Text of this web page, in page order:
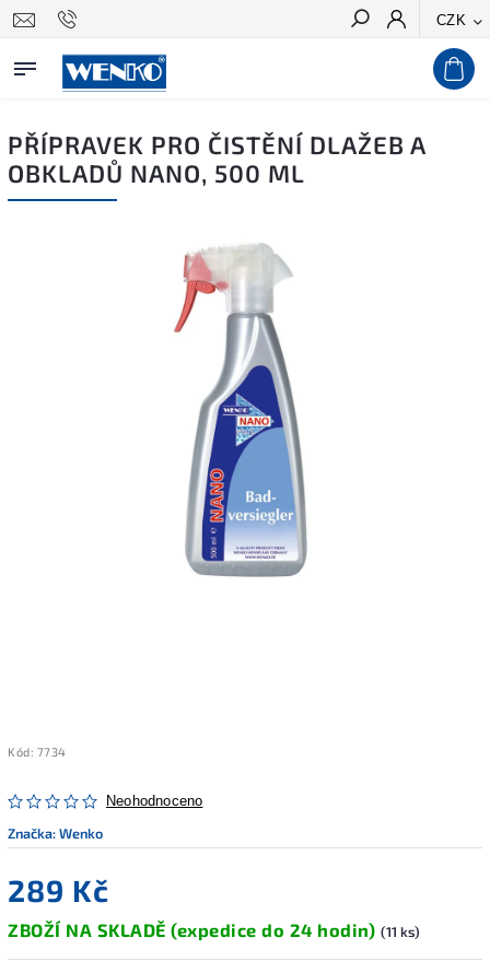
CZK
Hledat
PŘÍPRAVEK PRO ČISTĚNÍ DLAŽEB A
OBKLADŮ NANO, 500 ML
Kód: 7734
Neohodnoceno
Značka:Wenko
289 Kč
ZBOŽÍ NA SKLADĚ (expedice do 24 hodin) (11 ks)